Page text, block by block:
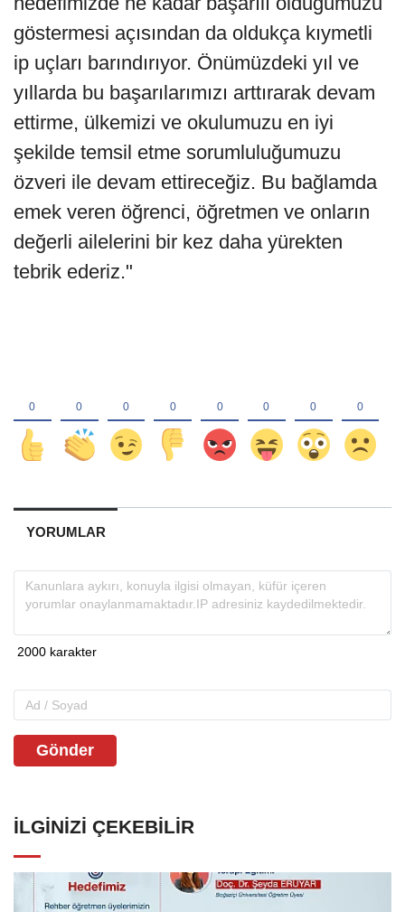
göstermesi açısından da oldukça kıymetli
ip uçları barındırıyor. Önümüzdeki yıl ve
yıllarda bu başarılarımızı arttırarak devam
ettirme, ülkemizi ve okulumuzu en iyi
şekilde temsil etme sorumluluğumuzu
özveri ile devam ettireceğiz. Bu bağlamda
emek veren öğrenci, öğretmen ve onların
değerli ailelerini bir kez daha yürekten
tebrik ederiz."
YORUMLAR
Gönder
İLGINIZI ÇEKEBILIR